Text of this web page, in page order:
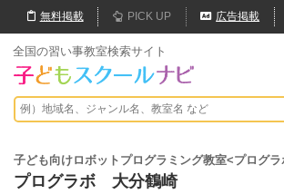
無料掲載 PICK UP 広告掲載
全国の習い事教室検索サイト
子ども向けロボットプログラミング教室<プログラ
プログラボ 大分鶴崎